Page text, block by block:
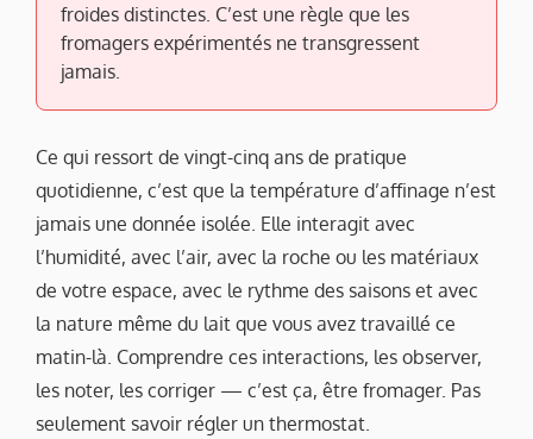
froides distinctes. C’est une règle que les
fromagers expérimentés ne transgressent
jamais.
Ce qui ressort de vingt-cinq ans de pratique
quotidienne, c’est que la température d’affinage n’est
jamais une donnée isolée. Elle interagit avec
l’humidité, avec l’air, avec la roche ou les matériaux
de votre espace, avec le rythme des saisons et avec
la nature même du lait que vous avez travaillé ce
matin-là. Comprendre ces interactions, les observer,
les noter, les corriger — c’est ça, être fromager. Pas
seulement savoir régler un thermostat.